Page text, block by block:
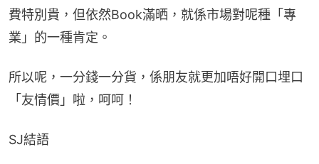
費特別貴，但依然Book滿晒，就係市場對呢種「專
業」的一種肯定。
所以呢，一分錢一分貨，係朋友就更加唔好開口埋口
「友情價」啦，呵呵！
SJ結語